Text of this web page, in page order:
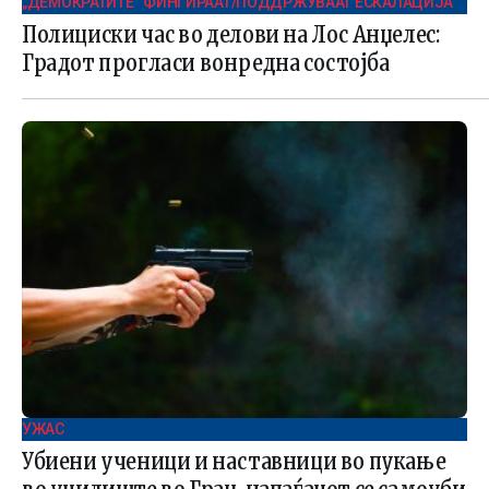
Полициски час во делови на Лос Анџелес:
Градот прогласи вонредна состојба
УЖАС
Убиени ученици и наставници во пукање